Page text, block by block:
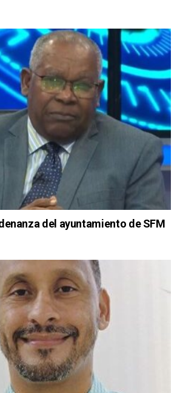
del ayuntamiento de SFM